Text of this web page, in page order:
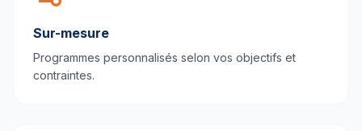
Sur-mesure
Programmes personnalisés selon vos objectifs et
contraintes.